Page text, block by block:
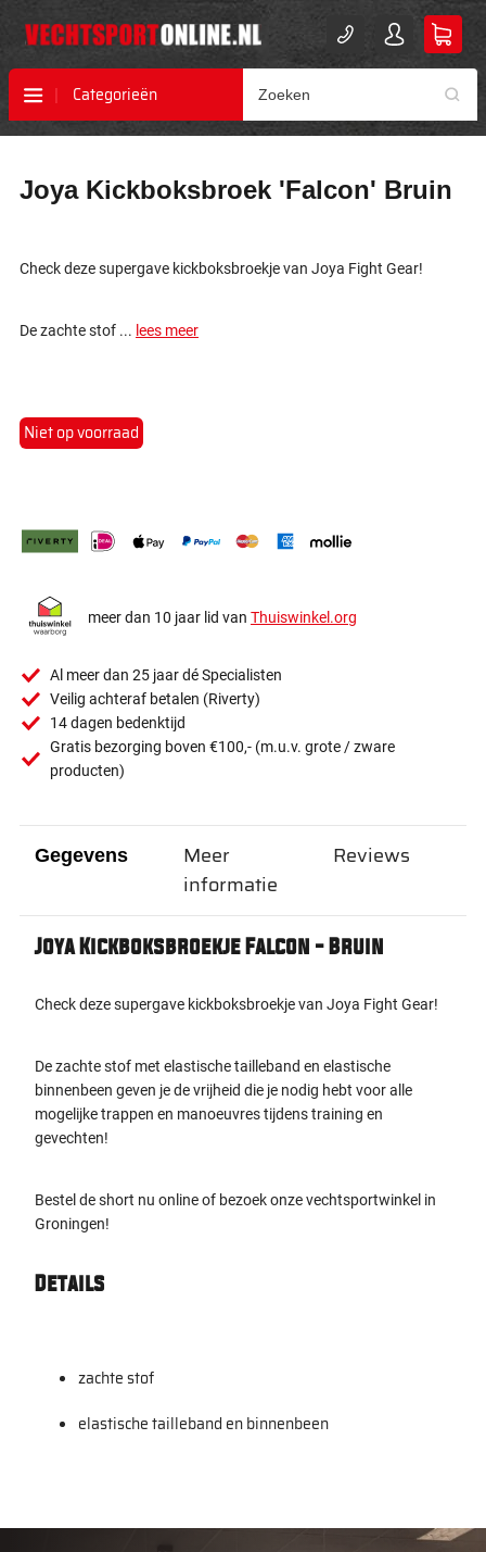
Categorieën
naar
de
gallerij
naar
de
gallerij
Joya Kickboksbroek 'Falcon' Bruin
Check deze supergave kickboksbroekje van Joya Fight Gear!
De zachte stof ... lees meer
Niet op voorraad
meer dan 10 jaar lid van Thuiswinkel.org
Al meer dan 25 jaar dé Specialisten
Veilig achteraf betalen (Riverty)
14 dagen bedenktijd
Gratis bezorging boven €100,- (m.u.v. grote / zware
producten)
Gegevens
Joya Kickboksbroekje Falcon - Bruin
Check deze supergave kickboksbroekje van Joya Fight Gear!
De zachte stof met elastische tailleband en elastische
binnenbeen geven je de vrijheid die je nodig hebt voor alle
mogelijke trappen en manoeuvres tijdens training en
gevechten!
Bestel de short nu online of bezoek onze vechtsportwinkel in
Groningen!
Details
zachte stof
elastische tailleband en binnenbeen
Meer
informatie
Reviews